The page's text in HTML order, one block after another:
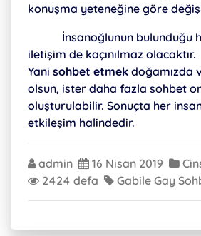
konuşma yeteneğine göre
İnsanoğlunun bulunduğu
iletişim de kaçınılmaz olacaktır.
Yani sohbet etmek doğamızda
olsun, ister daha fazla sohbet
oluşturulabilir. Sonuçta her
etkileşim halindedir.
admin 16 Nisan 2019
2424 defa
Gabile Gay